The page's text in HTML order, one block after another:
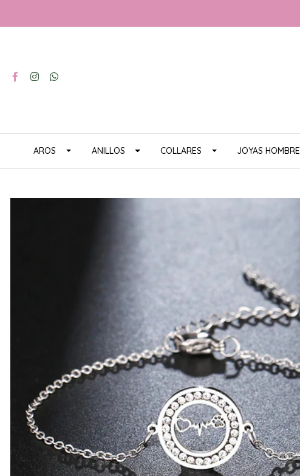
AROS ANILLOS COLLARES JOYAS HOMBRE